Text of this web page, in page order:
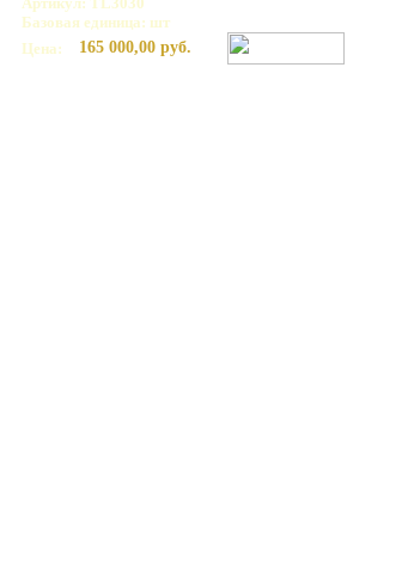
Базовая единица: шт
Цена:
165 000,00 руб.